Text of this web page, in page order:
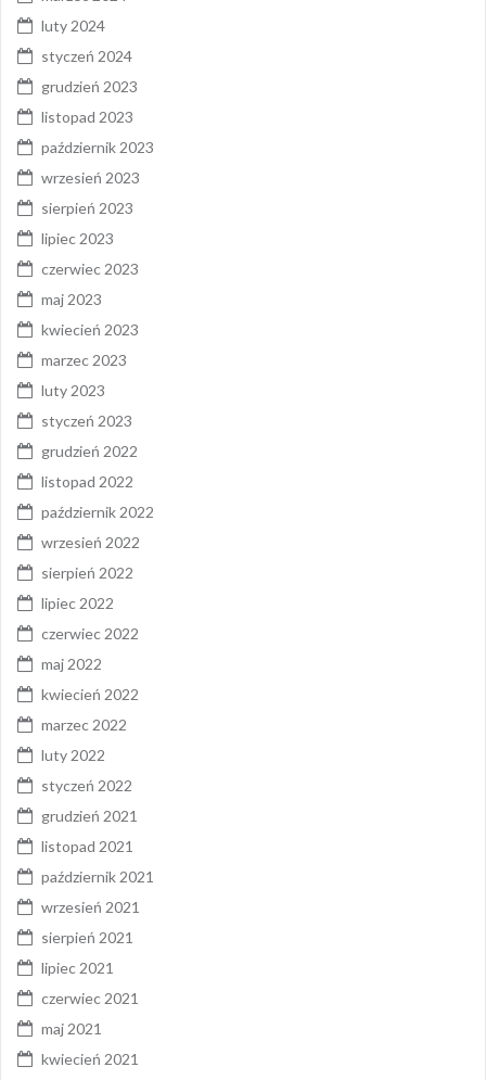
luty 2024
styczeń 2024
grudzień 2023
listopad 2023
październik 2023
wrzesień 2023
sierpień 2023
lipiec 2023
czerwiec 2023
maj 2023
kwiecień 2023
marzec 2023
luty 2023
styczeń 2023
grudzień 2022
listopad 2022
październik 2022
wrzesień 2022
sierpień 2022
lipiec 2022
czerwiec 2022
maj 2022
kwiecień 2022
marzec 2022
luty 2022
styczeń 2022
grudzień 2021
listopad 2021
październik 2021
wrzesień 2021
sierpień 2021
lipiec 2021
czerwiec 2021
maj 2021
kwiecień 2021